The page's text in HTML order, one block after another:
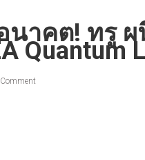
นาคต! ทรู ผ
Quantum